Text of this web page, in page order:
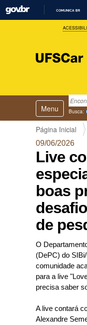
COMUNICA BR
Busca:
v
Toggle
Página Inicial
09/06/2026
Live
boas
de
O
(DePC) do
comunidade
para a live
precisa saber
A live contará
Alexandre